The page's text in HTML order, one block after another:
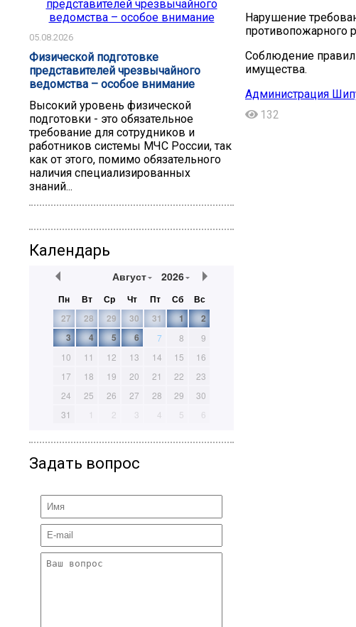
05.08.2026
Физической подготовке
представителей чрезвычайного
ведомства – особое внимание
Высокий уровень физической
подготовки - это обязательное
требование для сотрудников и
работников системы МЧС России, так
как от этого, помимо обязательного
наличия специализированных
знаний...
Календарь
Август 2026
Пн Вт Ср Чт Пт Сб
Вс
27
28 29 30 31 1
2
3
4 5 6 7 8
9
10
11 12 13 14 15
16
17
18 19 20 21 22
23
24
25 26 27 28 29
30
31
1 2 3 4 5 6
Задать вопрос
Нарушение
противопожарного
Соблюдение правил
имущества.
Администрация
132